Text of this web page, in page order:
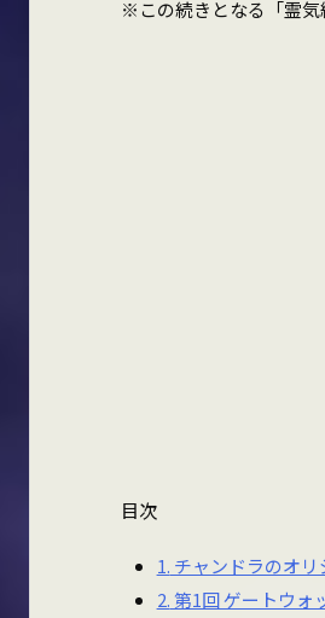
※この続きとなる「霊
目次
1. チャンドラのオリ
2.第1回 ゲートウォ